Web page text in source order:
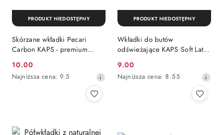
Skórzane wkładki Pecari
Carbon KAPS - premium
Cena
promocyjna:
10.00
Najniższa
obniżką
Najniższa cena: 9.5
PRODUKT NIEDOSTĘPNY
Wkładki do butów
odświeżające KAPS Soft Latex
Cena
promocyjna:
9.00
Najniższa
Najniższa cena: 8.55
PRODUKT NIEDOSTĘPNY